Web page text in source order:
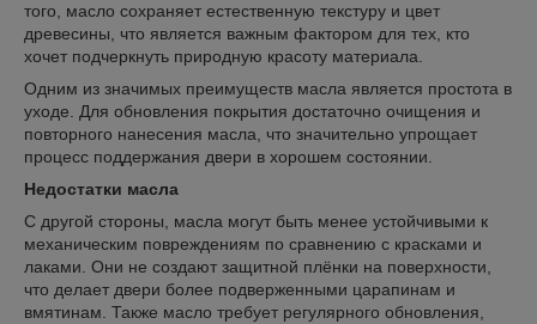
того, масло сохраняет естественную текстуру и цвет
древесины, что является важным фактором для тех, кто
хочет подчеркнуть природную красоту материала.
Одним из значимых преимуществ масла является простота в
уходе. Для обновления покрытия достаточно очищения и
повторного нанесения масла, что значительно упрощает
процесс поддержания двери в хорошем состоянии.
Недостатки масла
С другой стороны, масла могут быть менее устойчивыми к
механическим повреждениям по сравнению с красками и
лаками. Они не создают защитной плёнки на поверхности,
что делает двери более подверженными царапинам и
вмятинам. Также масло требует регулярного обновления,